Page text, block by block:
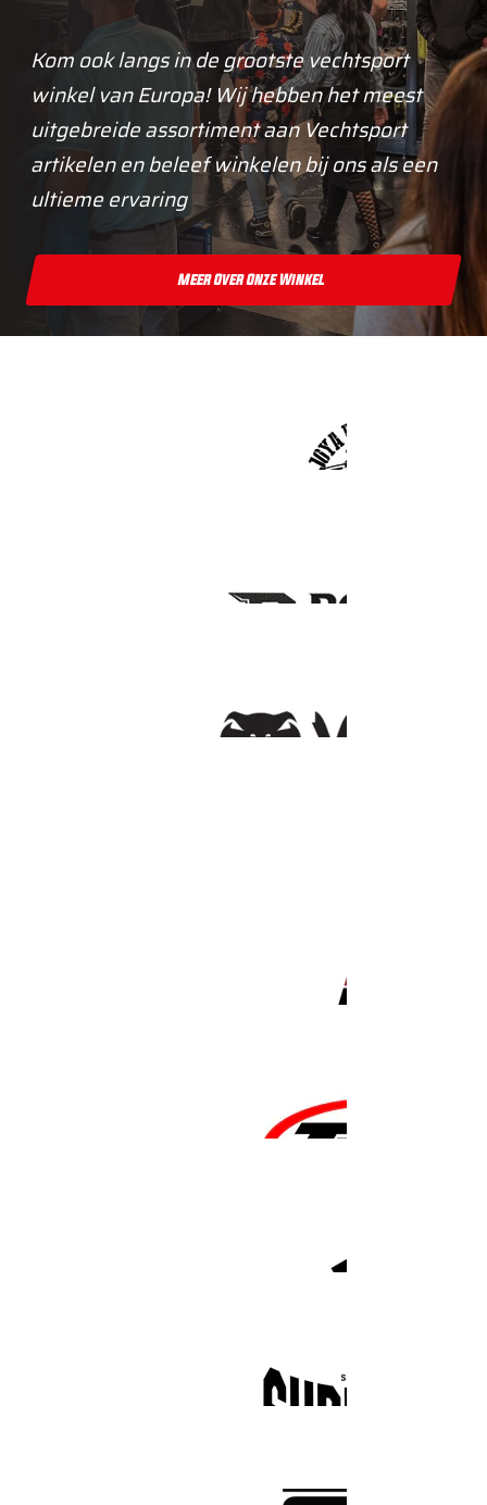
Kom ook langs in de grootste vechtsport
winkel van Europa! Wij hebben het meest
uitgebreide assortiment aan Vechtsport
artikelen en beleef winkelen bij ons als een
ultieme ervaring
Meer Over Onze Winkel